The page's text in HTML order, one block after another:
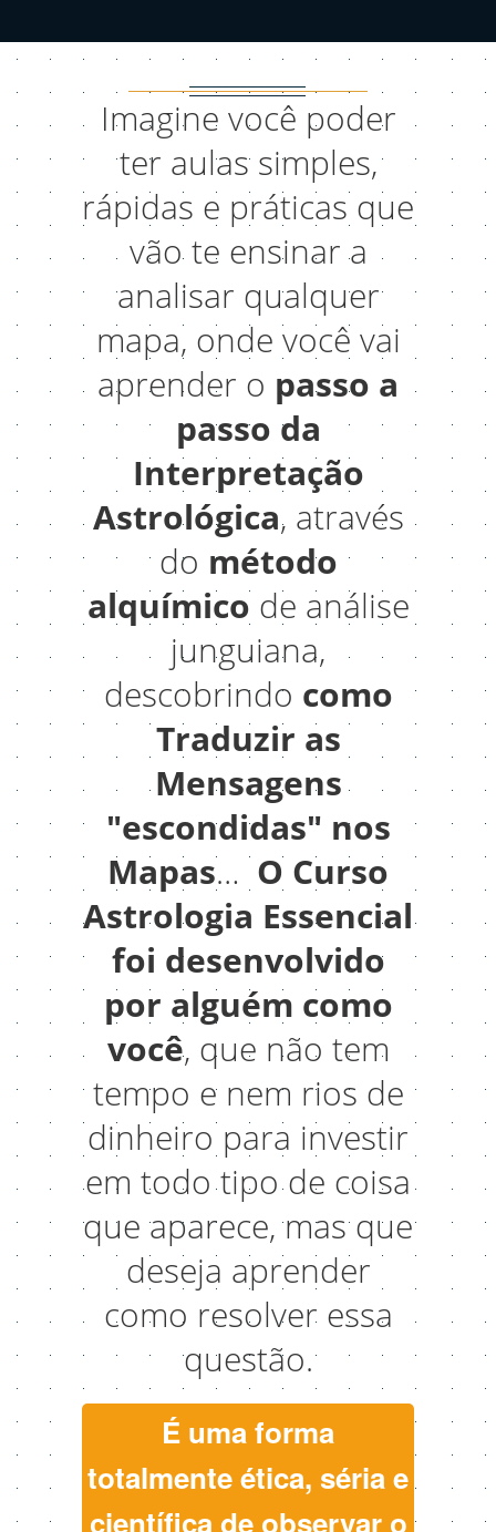
Imagine você poder
ter aulas simples,
rápidas e práticas que
vão te ensinar a
analisar qualquer
mapa, onde você vai
aprender o passo a
passo da
Interpretação
Astrológica, através
do método
alquímicode análise
junguiana,
descobrindo como
Traduzir as
Mensagens
"escondidas" nos
Mapas…O Curso
Astrologia Essencial
foi desenvolvido
por alguém como
você, que não tem
tempo e nem rios de
dinheiro para investir
em todo tipo de coisa
que aparece, mas que
deseja aprender
como resolver essa
questão.
É uma forma
totalmente ética, séria e
científica de observar o